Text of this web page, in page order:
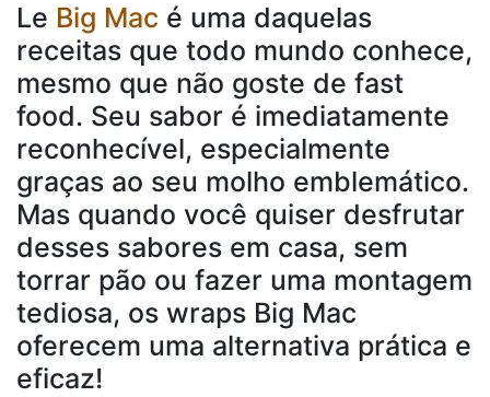
Le Big Mac é uma daquelas
receitas que todo mundo conhece,
mesmo que não goste de fast
food. Seu sabor é imediatamente
reconhecível, especialmente
graças ao seu molho emblemático.
Mas quando você quiser desfrutar
desses sabores em casa, sem
torrar pão ou fazer uma montagem
tediosa, os wraps Big Mac
oferecem uma alternativa prática e
eficaz!